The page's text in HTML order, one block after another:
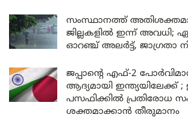
സംസ്ഥാനത്ത്
ജില്ലകളിൽ ഇന്ന് അവധി;
ഓറഞ്ച് അലർട്ട്, ജാഗ്രതാ
ജപ്പാന്റെ എഫ്-2
ആദ്യമായി ഇന്ത്യയിലേക്ക്
പസഫിക്കിൽ പ്രതിരോധ
ശക്തമാക്കാൻ തീരുമാനം